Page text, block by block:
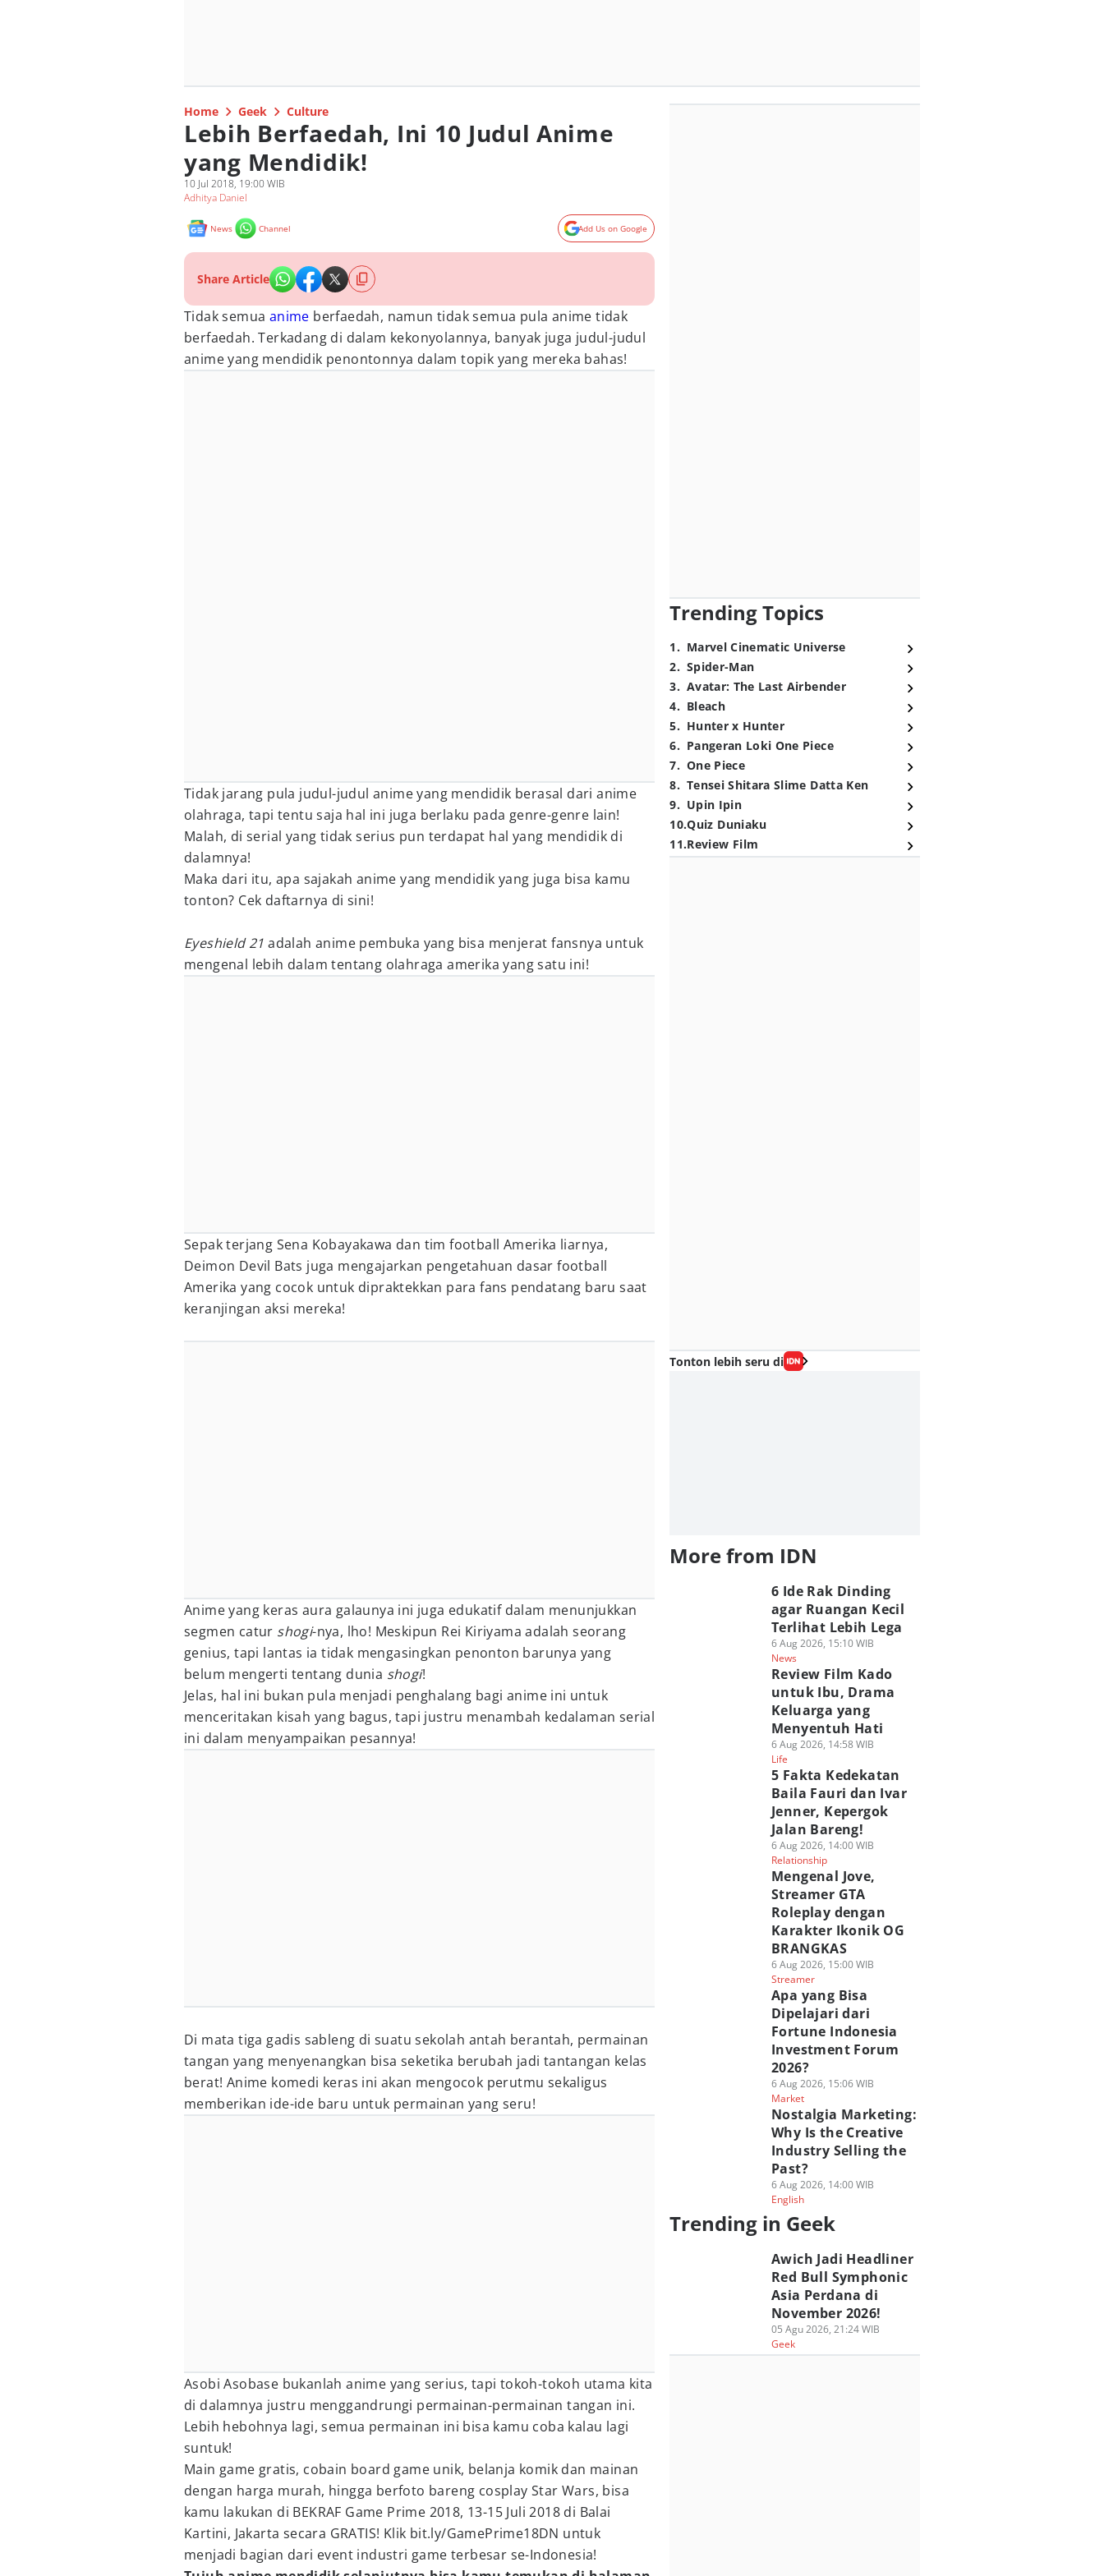
Home Geek Culture
Lebih Berfaedah, Ini 10 Judul Anime
yang Mendidik!
10 Jul 2018, 19:00 WIB
Adhitya Daniel
News Channel Add Us on Google
Share Article
Tidak semua anime berfaedah, namun tidak semua pula anime tidak
berfaedah. Terkadang di dalam kekonyolannya, banyak juga judul-judul
anime yang mendidik penontonnya dalam topik yang mereka bahas!
Tidak jarang pula judul-judul anime yang mendidik berasal dari anime
olahraga, tapi tentu saja hal ini juga berlaku pada genre-genre lain!
Malah, di serial yang tidak serius pun terdapat hal yang mendidik di
dalamnya!
Maka dari itu, apa sajakah anime yang mendidik yang juga bisa kamu
tonton? Cek daftarnya di sini!
Eyeshield 21adalah anime pembuka yang bisa menjerat fansnya untuk
mengenal lebih dalam tentang olahraga amerika yang satu ini!
Sepak terjang Sena Kobayakawa dan tim football Amerika liarnya,
Deimon Devil Bats juga mengajarkan pengetahuan dasar football
Amerika yang cocok untuk dipraktekkan para fans pendatang baru saat
keranjingan aksi mereka!
Anime yang keras aura galaunya ini juga edukatif dalam menunjukkan
segmen catur shogi-nya, lho! Meskipun Rei Kiriyama adalah seorang
genius, tapi lantas ia tidak mengasingkan penonton barunya yang
belum mengerti tentang dunia shogi!
Jelas, hal ini bukan pula menjadi penghalang bagi anime ini untuk
menceritakan kisah yang bagus, tapi justru menambah kedalaman serial
ini dalam menyampaikan pesannya!
Di mata tiga gadis sableng di suatu sekolah antah berantah, permainan
tangan yang menyenangkan bisa seketika berubah jadi tantangan kelas
berat! Anime komedi keras ini akan mengocok perutmu sekaligus
memberikan ide-ide baru untuk permainan yang seru!
Asobi Asobase bukanlah anime yang serius, tapi tokoh-tokoh utama kita
di dalamnya justru menggandrungi permainan-permainan tangan ini.
Lebih hebohnya lagi, semua permainan ini bisa kamu coba kalau lagi
suntuk!
Main game gratis, cobain board game unik, belanja komik dan mainan
dengan harga murah, hingga berfoto bareng cosplay Star Wars, bisa
kamu lakukan di BEKRAF Game Prime 2018, 13-15 Juli 2018 di Balai
Kartini, Jakarta secara GRATIS! Klik bit.ly/GamePrime18DN untuk
menjadi bagian dari event industri game terbesar se-Indonesia!
Trending Topics
1. Marvel Cinematic Universe
2. Spider-Man
3. Avatar: The Last Airbender
4. Bleach
5. Hunter x Hunter
6. Pangeran Loki One Piece
7. One Piece
8. Tensei Shitara Slime Datta Ken
9. Upin Ipin
10.Quiz Duniaku
11.Review Film
Tonton lebih seru di
More from IDN
6 Ide Rak Dinding
agar Ruangan Kecil
Terlihat Lebih Lega
6 Aug 2026, 15:10 WIB
News
Review Film Kado
untuk Ibu, Drama
Keluarga yang
Menyentuh Hati
6 Aug 2026, 14:58 WIB
Life
5 Fakta Kedekatan
Baila Fauri dan Ivar
Jenner, Kepergok
Jalan Bareng!
6 Aug 2026, 14:00 WIB
Relationship
Mengenal Jove,
Streamer GTA
Roleplay dengan
Karakter Ikonik OG
BRANGKAS
6 Aug 2026, 15:00 WIB
Streamer
Apa yang Bisa
Dipelajari dari
Fortune Indonesia
Investment Forum
2026?
6 Aug 2026, 15:06 WIB
Market
Nostalgia Marketing:
Why Is the Creative
Industry Selling the
Past?
6 Aug 2026, 14:00 WIB
English
Trending in Geek
Awich Jadi Headliner
Red Bull Symphonic
Asia Perdana di
November 2026!
05 Agu 2026, 21:24 WIB
Geek